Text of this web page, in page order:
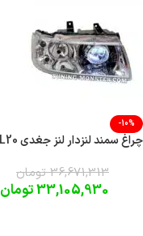
-10%
چراغ سمند لنزدار لنز جغدی L20 زیمر
36,671,313 تومان
33,105,930تومان